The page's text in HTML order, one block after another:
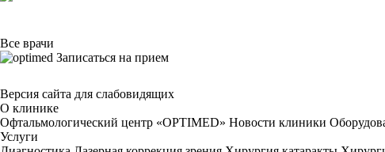
Все врачи
Записаться на прием
Версия сайта для слабовидящих
О клинике
Офтальмологический центр «OPTIMED» Новости клиники
Услуги